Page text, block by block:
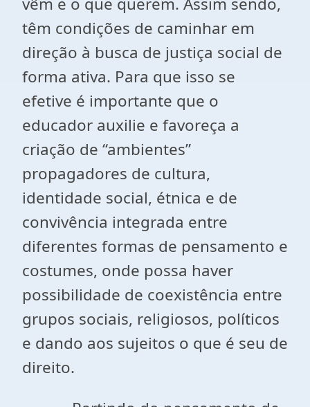
têm condições de caminhar em
direção à busca de justiça social de
forma ativa. Para que isso se
efetive é importante que o
educador auxilie e favoreça a
criação de “ambientes”
propagadores de cultura,
identidade social, étnica e de
convivência integrada entre
diferentes formas de pensamento e
costumes, onde possa haver
possibilidade de coexistência entre
grupos sociais, religiosos, políticos
e dando aos sujeitos o que é seu de
direito.